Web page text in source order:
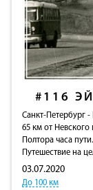
#116
Санкт-Петербург
65 км от Невского
Полтора часа пути.
Путешествие на
03.07.2020
До 100 км